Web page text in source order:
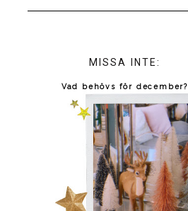
MISSA INTE:
Vad behövs för december?